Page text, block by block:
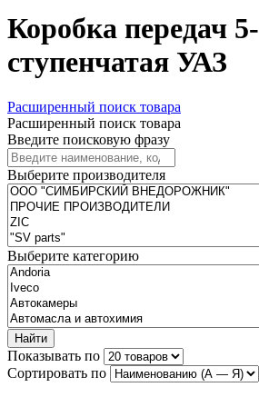
Коробка передач 5-
ступенчатая УАЗ
Расширенный поиск товара
Расширенный поиск товара
Введите поисковую фразу
Выберите производителя
Выберите категорию
Найти
Показывать по
Сортировать по